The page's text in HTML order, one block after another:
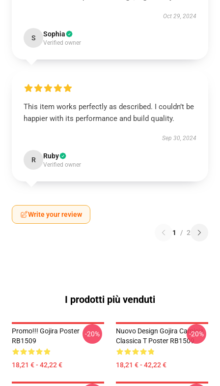
Oct 29, 2024
S Sophia
Verified owner
This item works perfectly as described. I couldn’t be
happier with its performance and build quality.
Sep 30, 2024
R Ruby
Verified owner
Write your review
1 / 2
I prodotti più venduti
Promo!!! Gojira Poster
RB1509
18,21 € - 42,22 €
-20%
Nuovo Design Gojira Camicia
Classica T Poster RB1509
18,21 € - 42,22 €
-20%